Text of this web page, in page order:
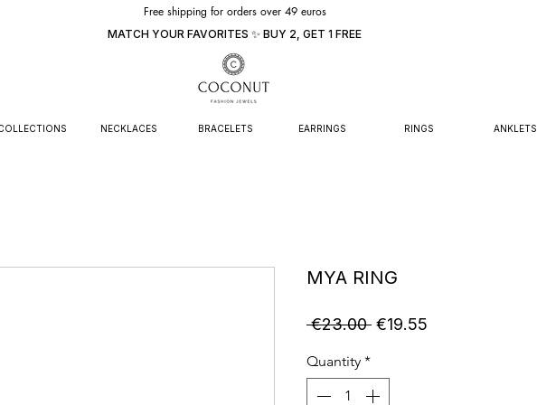
Free shipping for orders over 49 euros
MATCH YOUR FAVORITES ✨ BUY 2, GET 1 FREE
NECKLACES BRACELETS EARRINGS RINGS ANKLETS
MYA RING
€23.00 Regular
€19.55
Quantity *